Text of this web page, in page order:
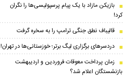
بازیکن مازاد با یک پیام پرسپولیسی‌ها را نگران
کرد!
قالیباف نطق جنگی ترامپ را به سخره گرفت
دردسرهای برگزاری لیگ برتر؛ خوزستانی‌ها در تهران!
زمان پرداخت معوقات فروردین و اردیبهشت
بازنشستگان اعلام شد؟